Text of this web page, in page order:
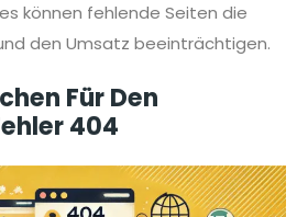
können fehlende Seiten die
den Umsatz beeinträchtigen.
Für Den
404